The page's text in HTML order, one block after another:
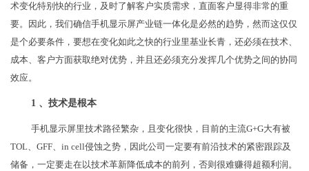
术变化特别快的行业，及时了解客户实质需求，直面客户显得非常的重
要。因此，我们确信手机显示屏产业链一体化是必然的趋势，然而这仅仅
是个必要条件，要想在变化如此之快的行业里基业长青，还必须在技术、
成本、客户方面获取绝对优势，并且还必须充分发挥几个优势之间的协同
效应。
1 、技术是根本
手机显示屏里技术路径繁杂，且变化很快，目前的主流G+G大有被
TOL、GFF、in cell侵蚀之势，因此公司一定要有前沿技术的紧密跟踪及
储备，一定要走在以技术革新降低成本的前列，否则很难赚得超额利润。